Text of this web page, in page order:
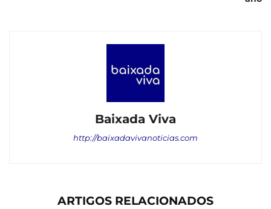
Baixada Viva
http://baixadavivanoticias.com
ARTIGOS RELACIONADOS